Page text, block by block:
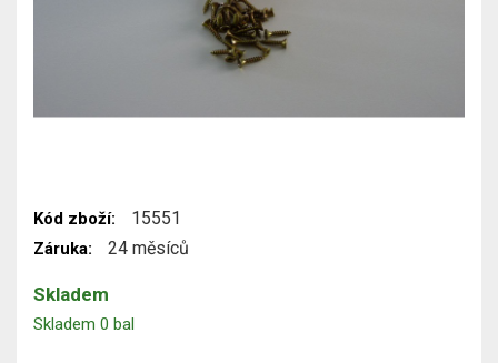
Kód zboží: 15551
Záruka: 24 měsíců
Skladem
Skladem 0 bal